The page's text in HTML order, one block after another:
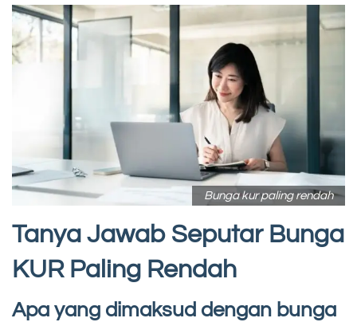
Bunga kur paling rendah
Tanya Jawab Seputar Bunga
KUR Paling Rendah
Apa yang dimaksud dengan bunga